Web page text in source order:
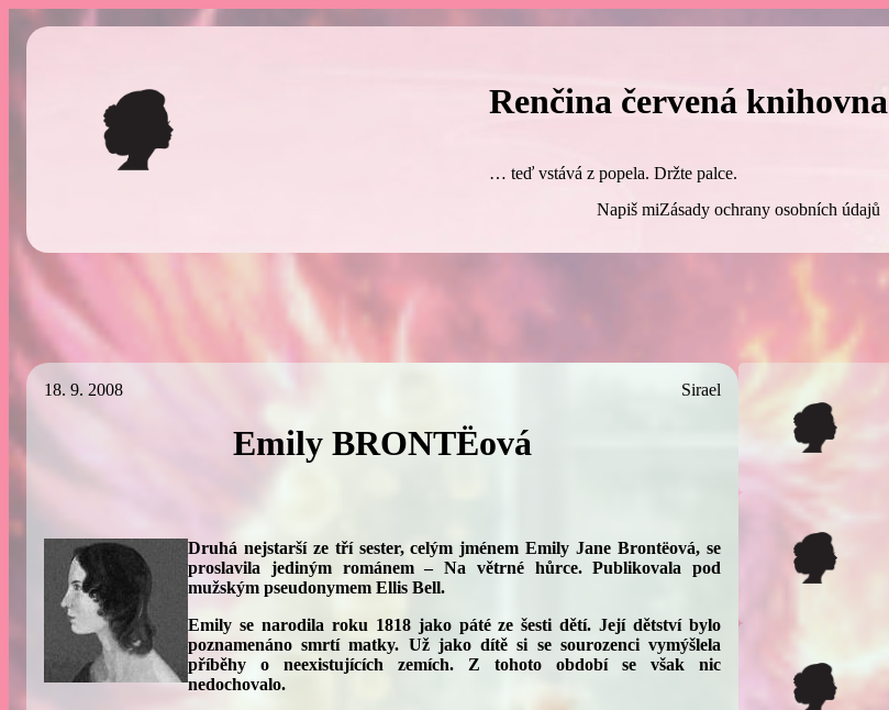
Přeskočit
Renčina červená knihovna
… teď vstává z popela. Držte palce.
Napiš miZásady ochrany osobních údajů
18. 9. 2008 Sirael
Emily BRONTËová
Druhá nejstarší ze tří sester, celým jménem Emily Jane Brontëová, se
proslavila jediným románem – Na větrné hůrce. Publikovala pod
mužským pseudonymem Ellis Bell.
Emily se narodila roku 1818 jako páté ze šesti dětí. Její dětství bylo
poznamenáno smrtí matky. Už jako dítě si se sourozenci vymýšlela
příběhy o neexistujících zemích. Z tohoto období se však nic
nedochovalo.